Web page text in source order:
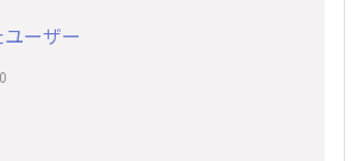
品。
品でした。
っていないと思いますが、良かっ
ーザー